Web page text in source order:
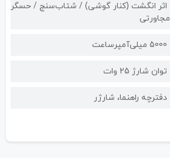
اثر انگشت (کنار گوشی) / شتاب‌سنج / حسگر
مجاورتی
5000 میلی‌آمپرساعت
توان شارژ 25 وات
دفترچه‌ راهنما، شارژر